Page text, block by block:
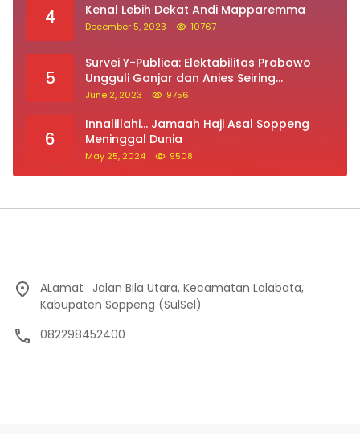
4 Kenal Lebih Dekat Andi Mapparemma
December 5, 2023 10767
5
Survei Y-Publica: Elektabilitas Prabowo
Ungguli Ganjar dan Anies Seiring
Kepuasan Terhadap Jokowi Naik
June 2, 2023 9756
6
Innalillahi… Jamaah Haji Asal Soppeng
Meninggal Dunia
May 25, 2024 9508
ALamat : Jalan Bila Utara, Kecamatan Lalabata,
Kabupaten Soppeng (SulSel)
082298452400